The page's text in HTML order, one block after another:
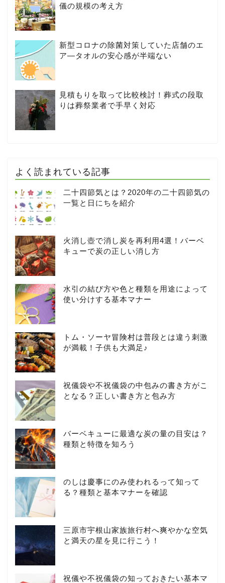
儀の規模の考え方
新型コロナの除菌対策していた店舗のエ
ア―タオルの安心感が半端ない
見積もりを取って比較検討！葬式の段取
りは葬祭業者で手早く対応
よく読まれている記事
二十四節気とは？2020年の二十四節気の
一覧と日にちを紹介
火消し壺で消し炭を再利用4選！バーベ
キューで炭の正しい消し方
水引の結び方や色と種類を用途によって
使い分けする基本マナー
トム・ソーヤ冒険村は普段とは違う刺激
が満載！子供も大満足♪
祝儀袋や不祝儀袋の中包みの書き方がこ
となる？正しい書き方と包み方
バーベキューに最適な炭の量の目安は？
種類と特徴を知ろう
のしは慶事にのみ使われるって知って
る？種類と基本マナーを確認
三原市宇根山家族旅行村へ爽やかな空気
と満天の星を見に行こう！
祝儀や不祝儀袋の知っておきたい基本マ